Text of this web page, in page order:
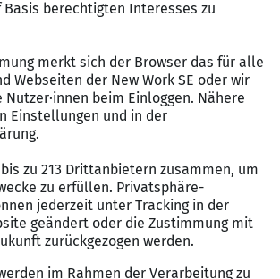
zu den Themen Gesundheit und
z.B. Sportgruppen, digitale
Vorsorgeangebote,
gesundheitsfördernde
z.B. Schuheinlagen,
30 Tage Jahresurlaub
| z.B. bodenständige
gemeinschaftliche
fest definierte
Mitarbeiterevents, After-Work-
und Teamworkshops; flache
und kurze Entscheidungswege;